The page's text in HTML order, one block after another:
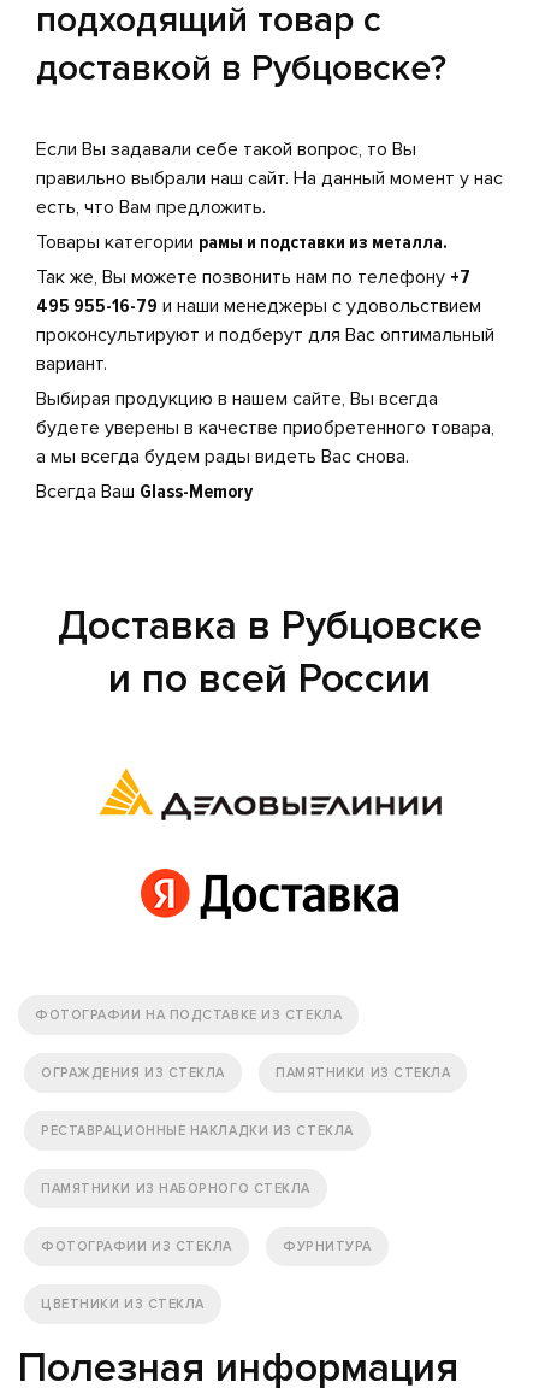
подходящий товар с
доставкой в Рубцовске?
Если Вы задавали себе такой вопрос, то Вы
правильно выбрали наш сайт. На данный момент у нас
есть, что Вам предложить.
Товары категории рамы и подставки из металла.
Так же, Вы можете позвонить нам по телефону +7
495 955-16-79 и наши менеджеры с удовольствием
проконсультируют и подберут для Вас оптимальный
вариант.
Выбирая продукцию в нашем сайте, Вы всегда
будете уверены в качестве приобретенного товара,
а мы всегда будем рады видеть Вас снова.
Всегда Ваш Glass-Memory
Доставка в Рубцовске
и по всей России
ФОТОГРАФИИ НА ПОДСТАВКЕ ИЗ СТЕКЛА
ОГРАЖДЕНИЯ ИЗ СТЕКЛА ПАМЯТНИКИ ИЗ СТЕКЛА
РЕСТАВРАЦИОННЫЕ НАКЛАДКИ ИЗ СТЕКЛА
ПАМЯТНИКИ ИЗ НАБОРНОГО СТЕКЛА
ФОТОГРАФИИ ИЗ СТЕКЛА ФУРНИТУРА
ЦВЕТНИКИ ИЗ СТЕКЛА
Полезная информация